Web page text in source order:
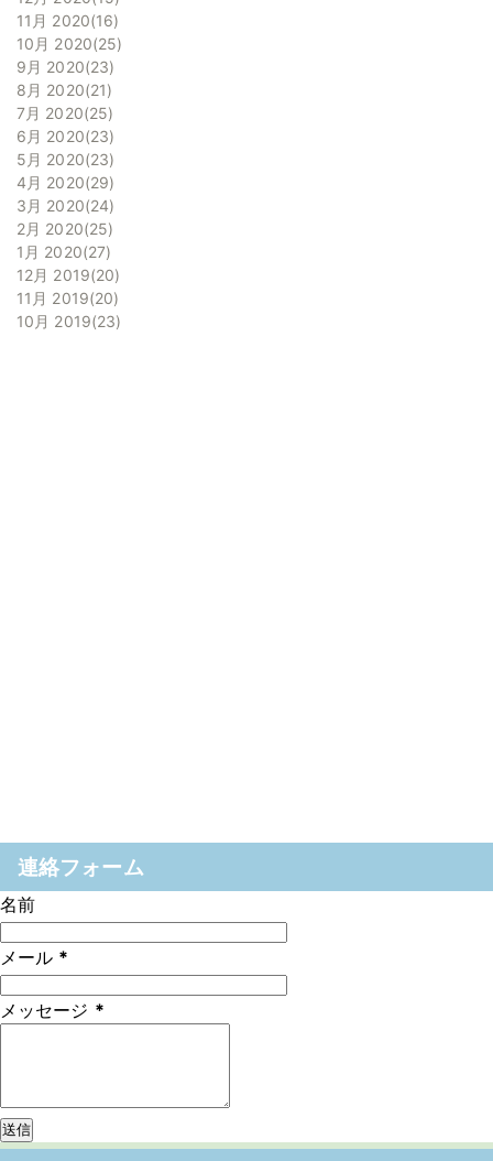
11月 2020 16
10月 2020 25
9月 2020 23
8月 2020 21
7月 2020 25
6月 2020 23
5月 2020 23
4月 2020 29
3月 2020 24
2月 2020 25
1月 2020 27
12月 2019 20
11月 2019 20
10月 2019 23
連絡フォーム
名前
メール *
メッセージ *